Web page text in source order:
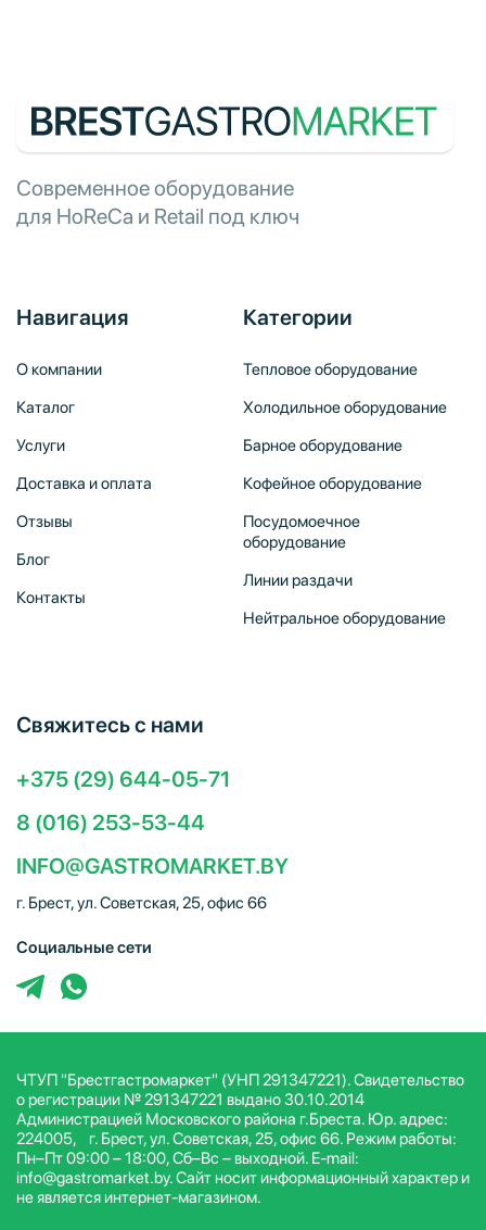
Современное оборудование
для HoReCa и Retail под ключ
Навигация
О компании
Каталог
Услуги
Доставка и оплата
Отзывы
Блог
Контакты
Категории
Тепловое оборудование
Холодильное оборудование
Барное оборудование
Кофейное оборудование
Посудомоечное
оборудование
Линии раздачи
Нейтральное оборудование
Свяжитесь с нами
+375 (29) 644-05-71
8 (016) 253-53-44
INFO@GASTROMARKET.BY
г. Брест, ул. Советская, 25, офис 66
Социальные сети
ЧТУП "Брестгастромаркет" (УНП 291347221). Свидетельство
о регистрации № 291347221 выдано 30.10.2014
Администрацией Московского района г.Бреста. Юр. адрес:
224005, г. Брест, ул. Советская, 25, офис 66. Режим работы:
Пн–Пт 09:00 – 18:00, Сб–Вс – выходной. E-mail:
info@gastromarket.by. Сайт носит информационный характер и
не является интернет-магазином.